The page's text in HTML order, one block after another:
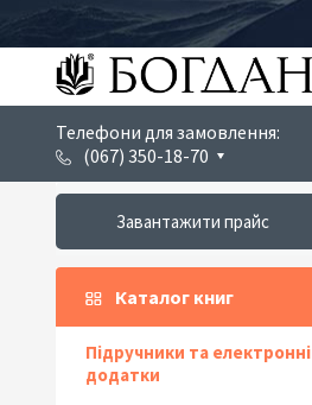
Телефони для замовлення:
(067) 350-18-70
Завантажити прайс
Каталог книг
Підручники та електронні
додатки